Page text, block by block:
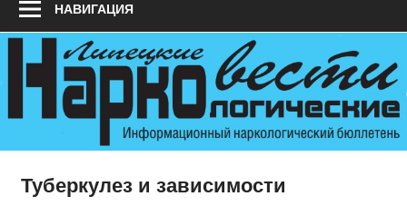
НАВИГАЦИЯ
Туберкулез и зависимости